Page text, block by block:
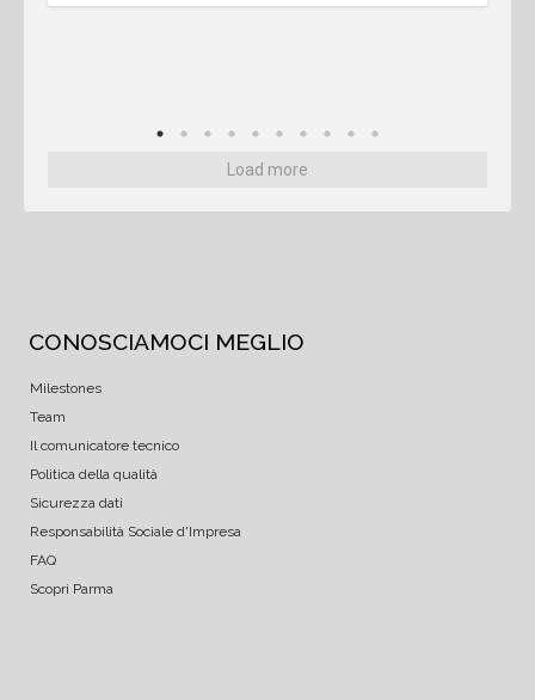
Load more
CONOSCIAMOCI MEGLIO
Milestones
Team
Il comunicatore tecnico
Politica della qualità
Sicurezza dati
Responsabilità Sociale d'Impresa
FAQ
Scopri Parma